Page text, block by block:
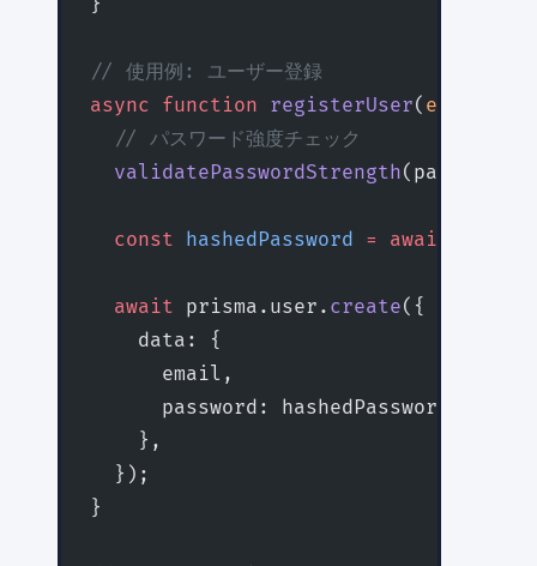
}
// 使用例: ユーザー登録
async function registerUser( email
  // パスワード強度チェック
  validatePasswordStrength
(password);
  const
hashedPassword = await
  await
prisma.user. create({
    data: {
      email,
      password: hashedPassword,
    },
  });
}